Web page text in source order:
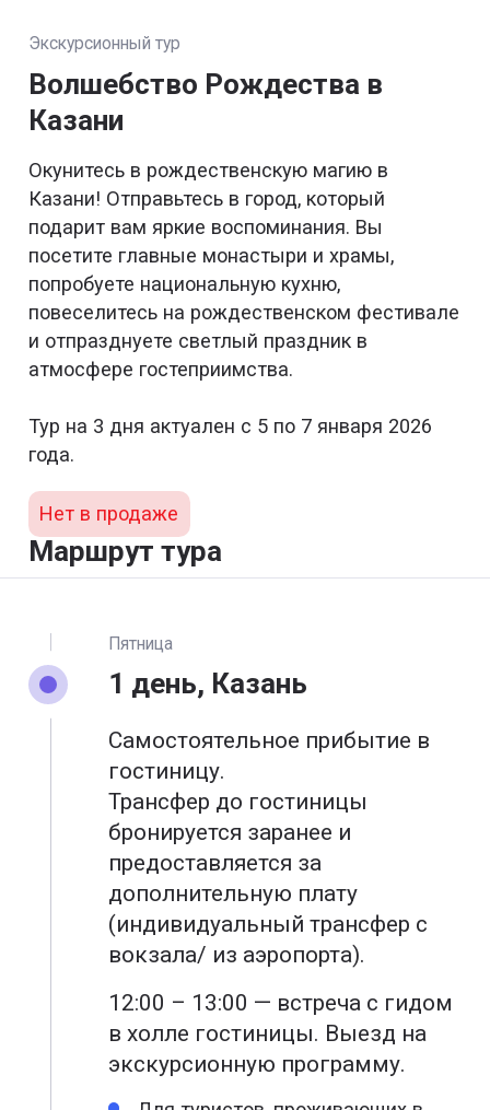
Экскурсионный тур
Волшебство Рождества в
Казани
Окунитесь в рождественскую магию в
Казани! Отправьтесь в город, который
подарит вам яркие воспоминания. Вы
посетите главные монастыри и храмы,
попробуете национальную кухню,
повеселитесь на рождественском фестивале
и отпразднуете светлый праздник в
атмосфере гостеприимства.
Тур на 3 дня актуален с 5 по 7 января 2026
года.
Нет в продаже
Маршрут тура
Пятница
1 день, Казань
Самостоятельное прибытие в
гостиницу.
Трансфер до гостиницы
бронируется заранее и
предоставляется за
дополнительную плату
(индивидуальный трансфер с
вокзала/ из аэропорта).
12:00 – 13:00 — встреча с гидом
в холле гостиницы. Выезд на
экскурсионную программу.